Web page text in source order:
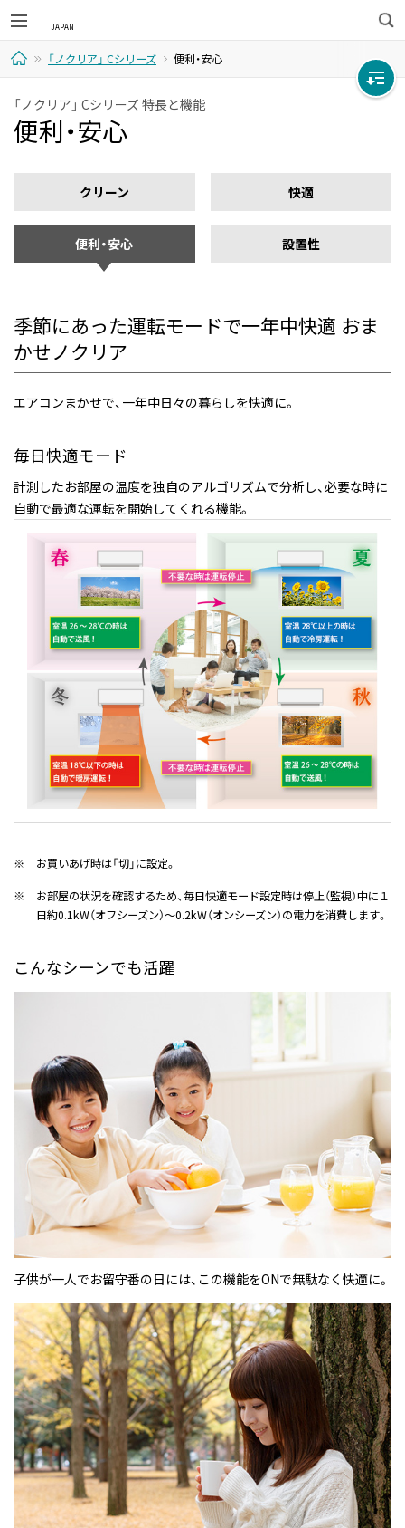
検
索
ー
「ノクリア」 Cシリーズ 便利・安心
「ノクリア」 Cシリーズ 特長と機能
便利・安心
クリーン 快適
便利・安心 設置性
季節にあった運転モードで一年中快適 おま
かせノクリア
エアコンまかせで、一年中日々の暮らしを快適に。
毎日快適モード
計測したお部屋の温度を独自のアルゴリズムで分析し、必要な時に
自動で最適な運転を開始してくれる機能。
※
お買いあげ時は「切」に設定。
※
お部屋の状況を確認するため、毎日快適モード設定時は停止（監視）中に１
日約0.1kW（オフシーズン）～0.2kW（オンシーズン）の電力を消費します。
こんなシーンでも活躍
子供が一人でお留守番の日には、この機能をONで無駄なく快適に。